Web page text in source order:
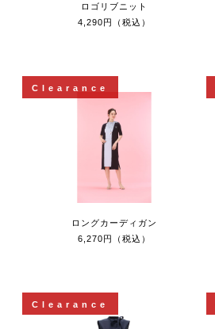
ロゴリブニット
4,290円（税込）
Clearance
ロングカーディガン
6,270円（税込）
Clearance